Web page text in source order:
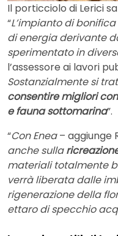
Il porticciolo di Lerici
“L’impianto di
di energia derivante
sperimentato in
l’assessore ai lavori
Sostanzialmente si
consentire migliori
e fauna sottomarina”.
“Con Enea– aggiunge
anche sulla
materiali totalmente
verrà liberata dalle
rigenerazione della
ettaro di specchio